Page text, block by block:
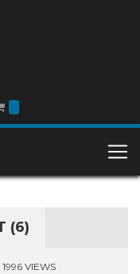
(6)
1996 VIEWS